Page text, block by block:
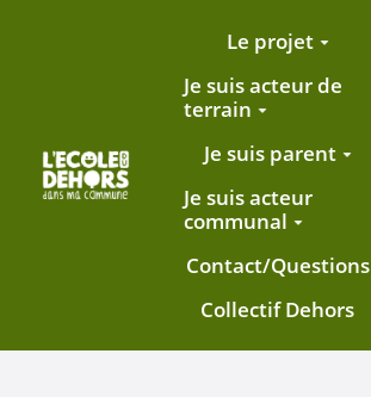
Aller au contenu principalLe projet
Je suis acteur de
terrain
Je suis parent
Je suis acteur
communal
Contact/Questions
Collectif Dehors